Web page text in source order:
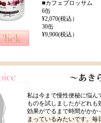
■カフェブロッサム
6缶
¥2,070(税込）
30缶
¥9,900(税込）
私は今まで慢性便秘に悩ん
ものを試しましたがどれ
効果がでるまで時間がかか
まっているみたいです。